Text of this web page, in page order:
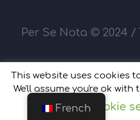
Per Se Nota © 2024
This website uses cookies
We'll assume you're ok
you wish.
Cookie
French